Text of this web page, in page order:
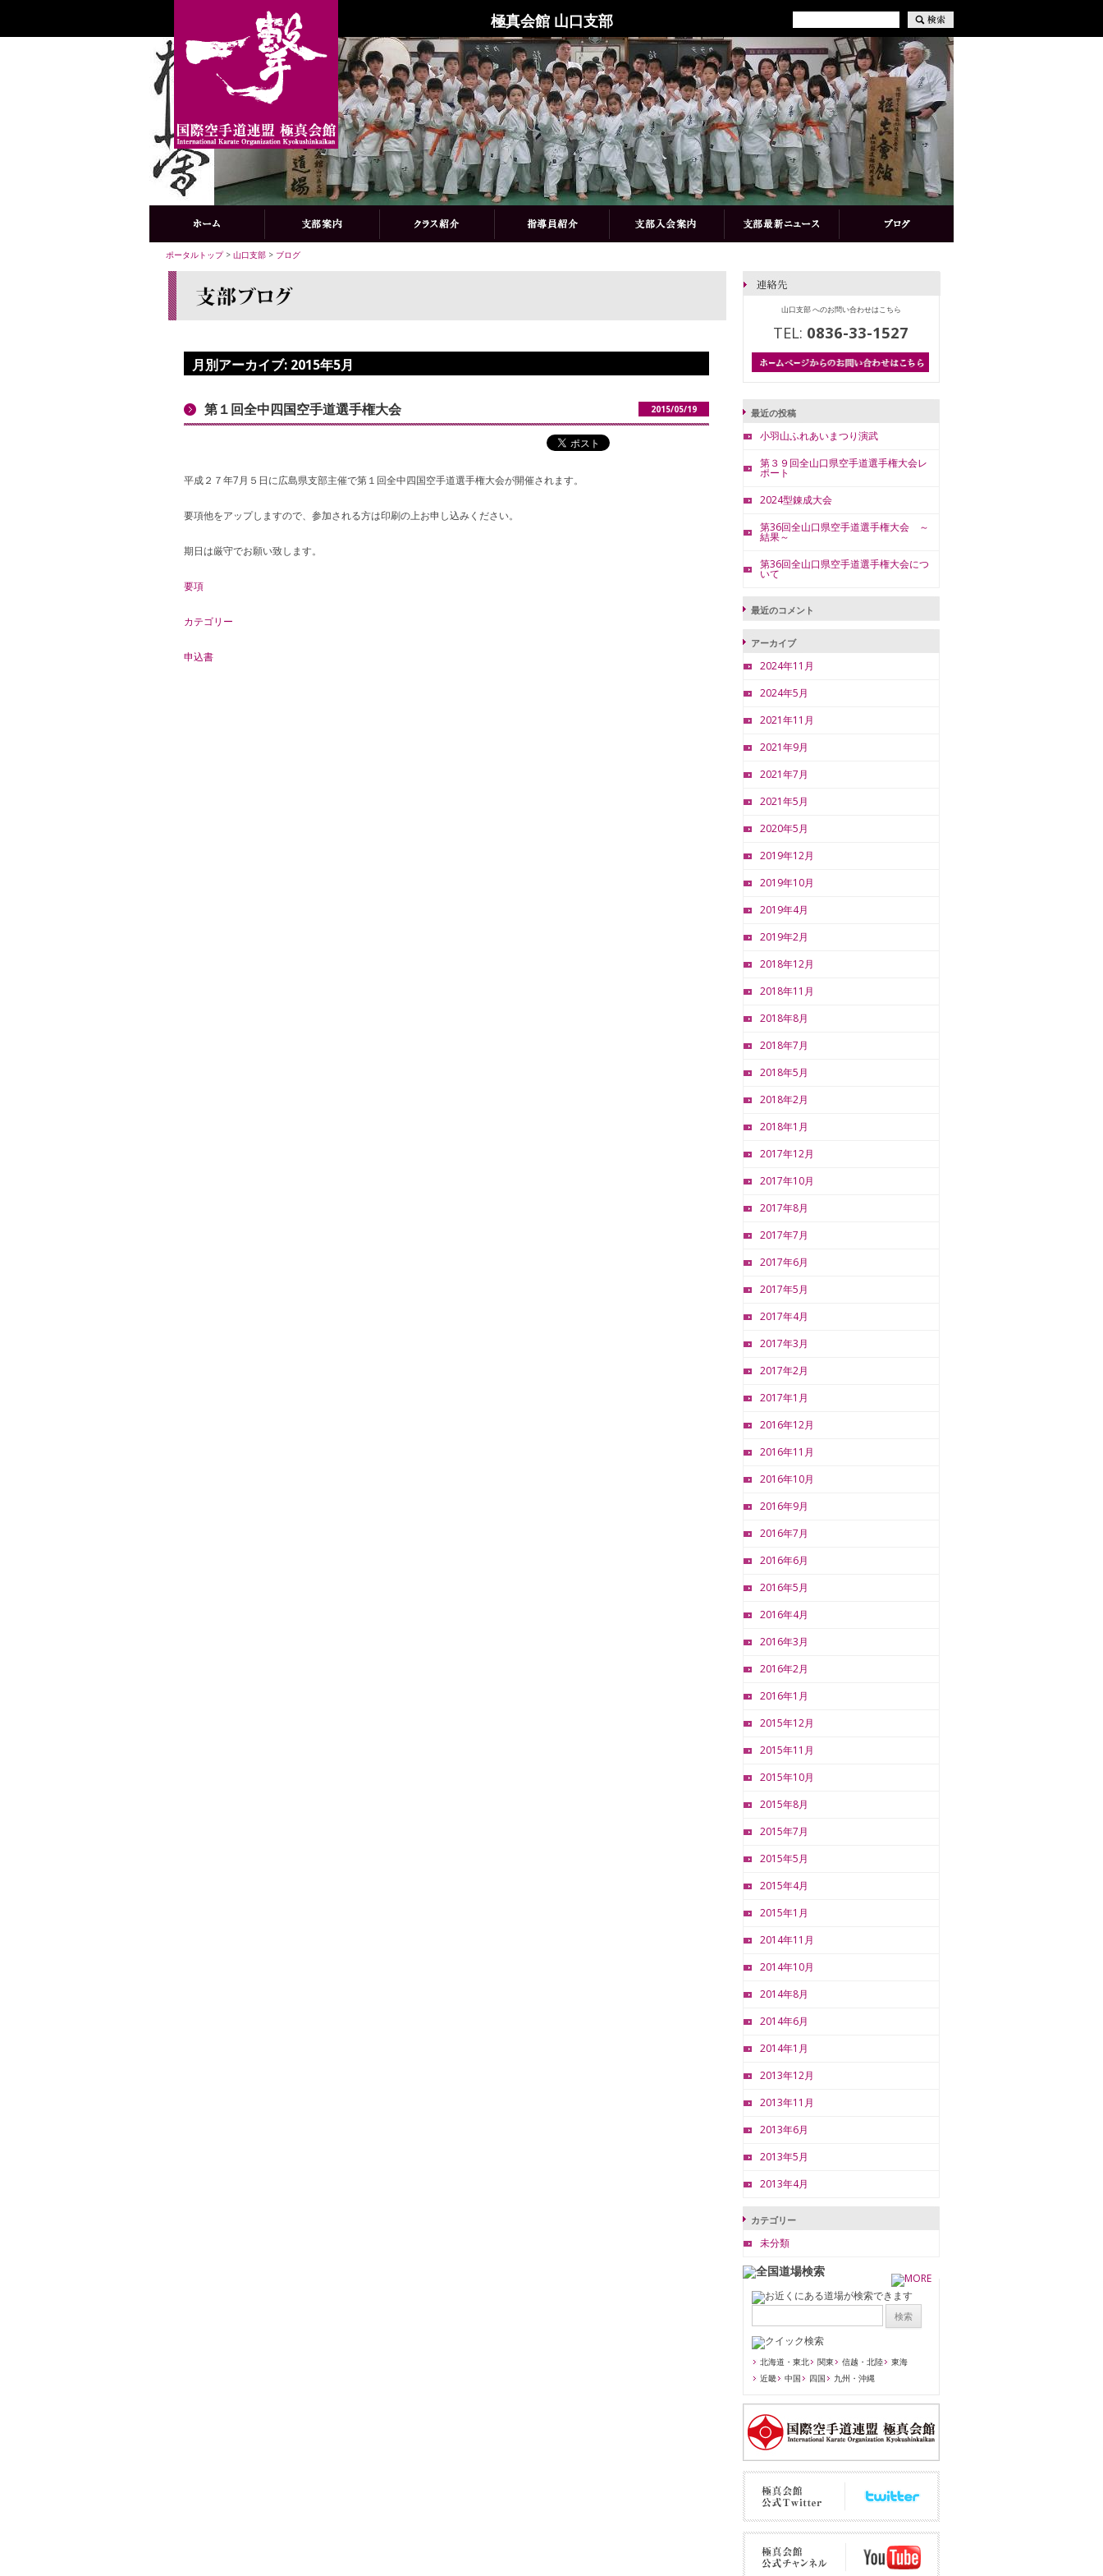
極真会館 山口支部
ポータルトップ> 山口支部 > ブログ
月別アーカイブ: 2015年5月
第１回全中四国空手道選手権大会 2015/05/19
平成２７年7月５日に広島県支部主催で第１回全中四国空手道選手権大会が開催されます。
要項他をアップしますので、参加される方は印刷の上お申し込みください。
期日は厳守でお願い致します。
要項
カテゴリー
申込書
山口支部 へのお問い合わせはこちら
TEL: 0836-33-1527
最近の投稿
小羽山ふれあいまつり演武
第３９回全山口県空手道選手権大会レ
ポート
2024型錬成大会
第36回全山口県空手道選手権大会 ～
結果～
第36回全山口県空手道選手権大会につ
いて
最近のコメント
アーカイブ
2024年11月
2024年5月
2021年11月
2021年9月
2021年7月
2021年5月
2020年5月
2019年12月
2019年10月
2019年4月
2019年2月
2018年12月
2018年11月
2018年8月
2018年7月
2018年5月
2018年2月
2018年1月
2017年12月
2017年10月
2017年8月
2017年7月
2017年6月
2017年5月
2017年4月
2017年3月
2017年2月
2017年1月
2016年12月
2016年11月
2016年10月
2016年9月
2016年7月
2016年6月
2016年5月
2016年4月
2016年3月
2016年2月
2016年1月
2015年12月
2015年11月
2015年10月
2015年8月
2015年7月
2015年5月
2015年4月
2015年1月
2014年11月
2014年10月
2014年8月
2014年6月
2014年1月
2013年12月
2013年11月
2013年6月
2013年5月
2013年4月
カテゴリー
未分類
北海道・東北 関東 信越・北陸
東海
近畿
中国 四国 九州・沖縄